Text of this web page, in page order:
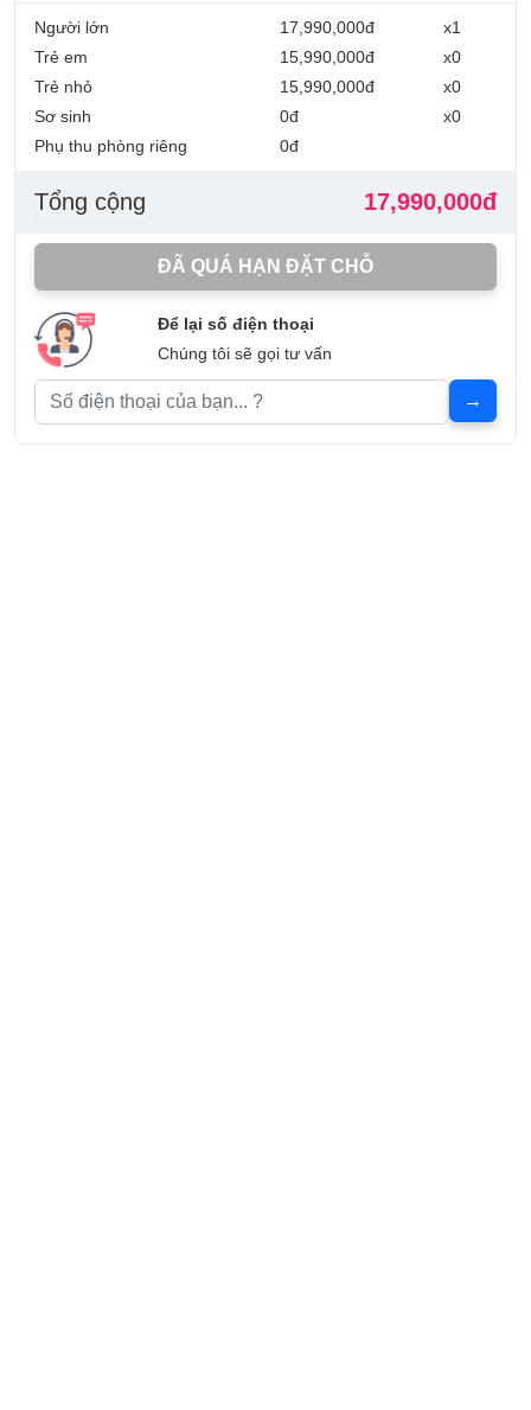
Người lớn
Trẻ em
Trẻ nhỏ
Sơ sinh
Phụ thu phòng riêng
17,990,000đ
15,990,000đ
15,990,000đ
0đ
0đ
x1
x0
x0
x0
Tổng cộng 17,990,000đ
ĐÃ QUÁ HẠN ĐẶT CHỖ
Để lại số điện thoại
Chúng tôi sẽ gọi tư vấn